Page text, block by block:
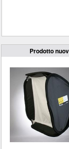
Prodotto